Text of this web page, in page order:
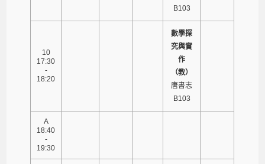
B103
10
17:30
-
18:20
數學探
究與實
作
（教）
唐書志
B103
A
18:40
-
19:30